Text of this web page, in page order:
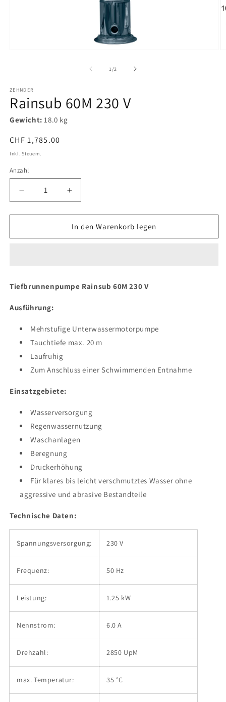
1/von
2
ZEHNDER
Rainsub 60M 230 V
Gewicht:18.0 kg
Normaler
Preis
CHF 1,785.00
Inkl. Steuern.
Anzahl
Verringere
die
Menge
Rainsub
Erhöhe
die
Menge
für
Rainsub
In den Warenkorb legen
Tiefbrunnenpumpe Rainsub 60M 230 V
Ausführung:
Mehrstufige Unterwassermotorpumpe
Tauchtiefe max. 20 m
Laufruhig
Zum Anschluss einer Schwimmenden Entnahme
Einsatzgebiete:
Wasserversorgung
Regenwassernutzung
Waschanlagen
Beregnung
Druckerhöhung
Für klares bis leicht verschmutztes Wasser ohne
aggressive und abrasive Bestandteile
Technische Daten:
Spannungsversorgung: 230 V
Frequenz: 50 Hz
Leistung: 1.25 kW
Nennstrom: 6.0 A
Drehzahl: 2850 UpM
max. Temperatur: 35 °C